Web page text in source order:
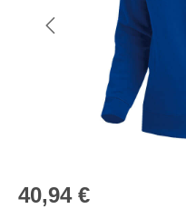
Regulärer Preis:
40,94 €